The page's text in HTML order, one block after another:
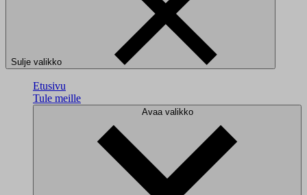
Sulje valikko
Etusivu
Tule meille
Avaa valikko